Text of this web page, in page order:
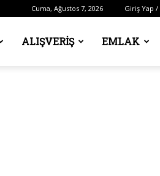
Cuma, Ağustos 7, 2026 Giriş Yap /
ALIŞVERIŞ EMLAK